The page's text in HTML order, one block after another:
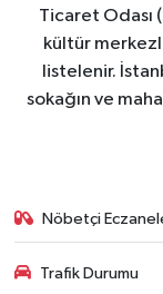
Ticaret Odası
kültür
listelenir.
sokağın ve
Nöbetçi
Trafik Durumu